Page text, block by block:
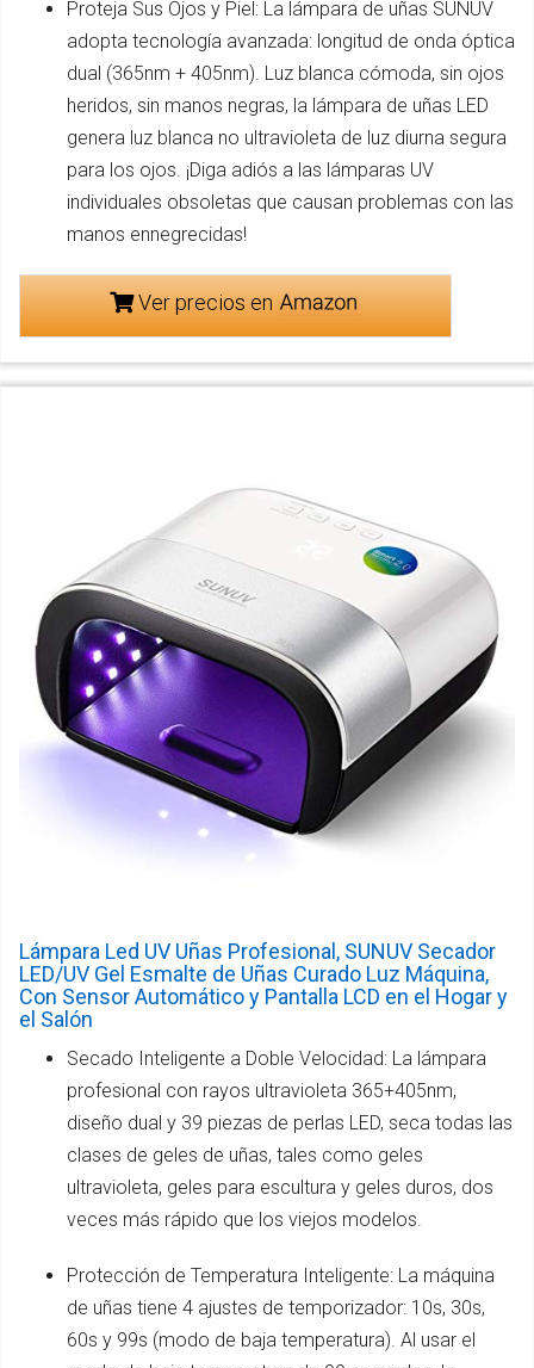
Proteja Sus Ojos y Piel: La lámpara de uñas SUNUV
adopta tecnología avanzada: longitud de onda óptica
dual (365nm + 405nm). Luz blanca cómoda, sin ojos
heridos, sin manos negras, la lámpara de uñas LED
genera luz blanca no ultravioleta de luz diurna segura
para los ojos. ¡Diga adiós a las lámparas UV
individuales obsoletas que causan problemas con las
manos ennegrecidas!
Ver precios en
Lámpara Led UV Uñas Profesional, SUNUV Secador
LED/UV Gel Esmalte de Uñas Curado Luz Máquina,
Con Sensor Automático y Pantalla LCD en el Hogar y
el Salón
Secado Inteligente a Doble Velocidad: La lámpara
profesional con rayos ultravioleta 365+405nm,
diseño dual y 39 piezas de perlas LED, seca todas las
clases de geles de uñas, tales como geles
ultravioleta, geles para escultura y geles duros, dos
veces más rápido que los viejos modelos.
Protección de Temperatura Inteligente: La máquina
de uñas tiene 4 ajustes de temporizador: 10s, 30s,
60s y 99s (modo de baja temperatura). Al usar el